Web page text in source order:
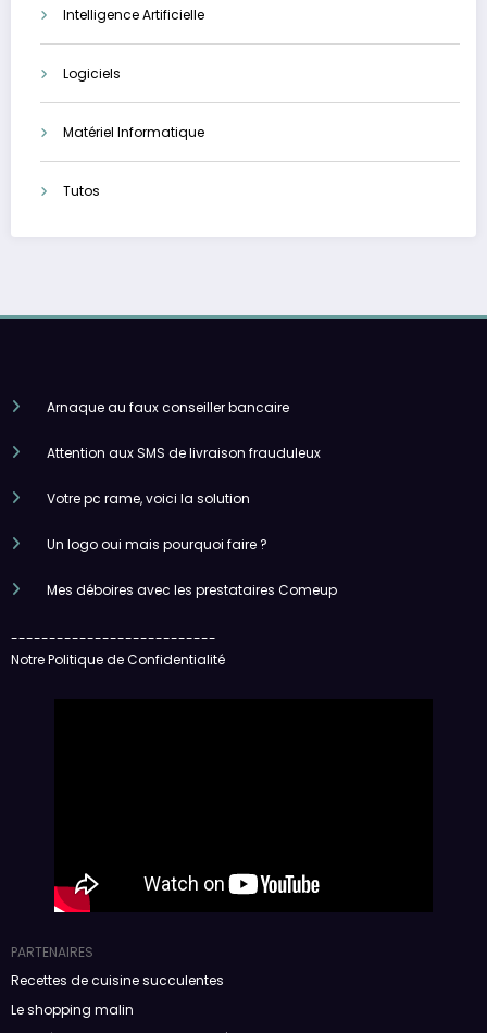
Intelligence Artificielle
Logiciels
Matériel Informatique
Tutos
Arnaque au faux conseiller bancaire
Attention aux SMS de livraison frauduleux
Votre pc rame, voici la solution
Un logo oui mais pourquoi faire ?
Mes déboires avec les prestataires Comeup
---------------------------
Notre Politique de Confidentialité
PARTENAIRES
Recettes de cuisine succulentes
Le shopping malin